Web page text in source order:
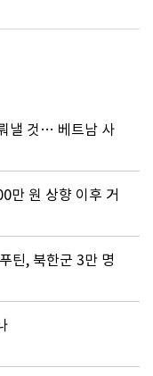
낼 것… 베트남 사
만 원 상향 이후 거
틴, 북한군 3만 명